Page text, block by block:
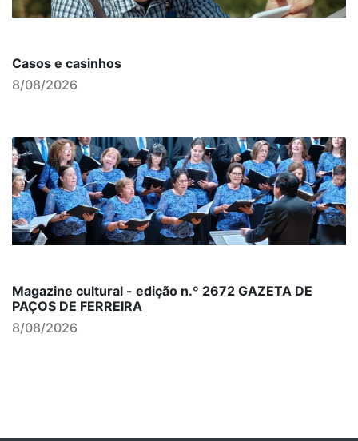
Casos e casinhos
8/08/2026
Magazine cultural - edição n.º 2672 GAZETA DE
PAÇOS DE FERREIRA
8/08/2026